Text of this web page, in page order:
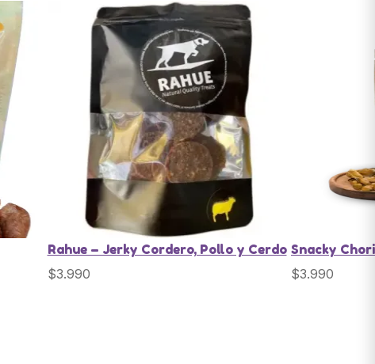
Rahue – Jerky Cordero, Pollo y Cerdo
$3.990
Snacky
$3.990